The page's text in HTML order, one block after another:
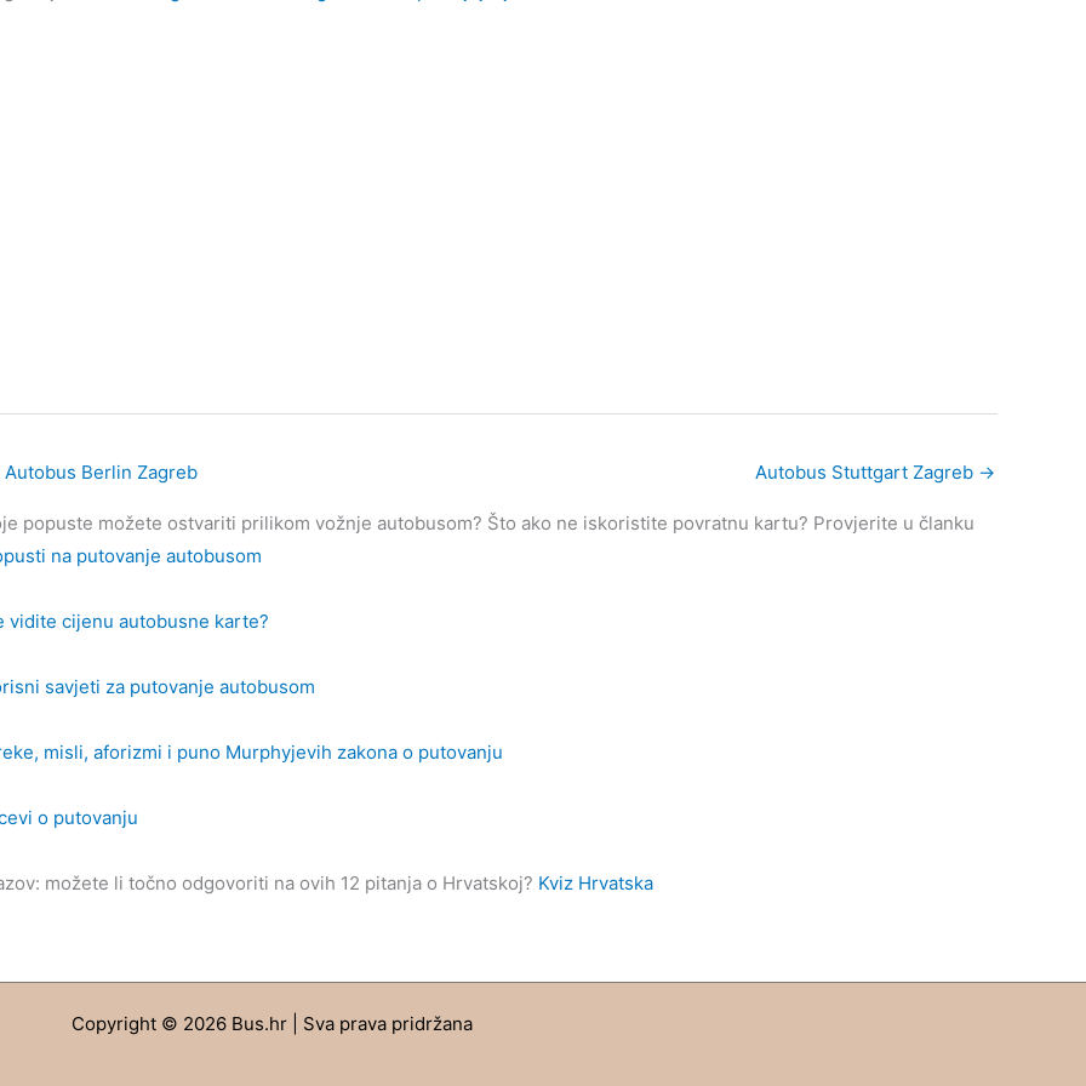
Autobus Berlin Zagreb Autobus Stuttgart Zagreb →
popuste možete ostvariti prilikom vožnje autobusom? Što ako ne iskoristite povratnu kartu? Provjerite u članku
na putovanje autobusom
vidite cijenu autobusne karte?
savjeti za putovanje autobusom
misli, aforizmi i puno Murphyjevih zakona o putovanju
o putovanju
možete li točno odgovoriti na ovih 12 pitanja o Hrvatskoj? Kviz Hrvatska
Copyright © 2026 Bus.hr | Sva prava pridržana